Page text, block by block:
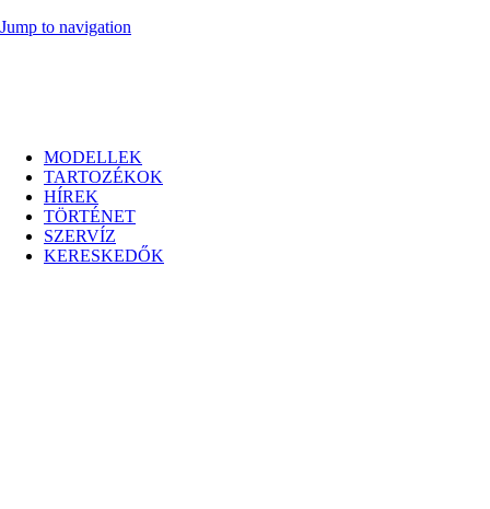
Jump to navigation
MODELLEK
TARTOZÉKOK
HÍREK
TÖRTÉNET
SZERVÍZ
KERESKEDŐK